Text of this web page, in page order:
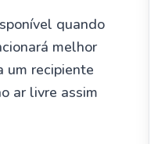
quando
melhor
um recipiente
ar livre assim